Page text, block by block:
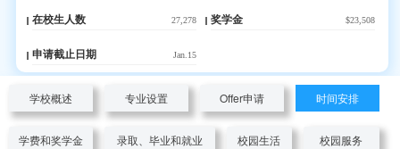
在校生人数 27,278 奖学金 $23,508
申请截止日期 Jan.15
学校概述 专业设置 Offer申请 时间安排
学费和奖学金 录取、毕业和就业 校园生活 校园服务